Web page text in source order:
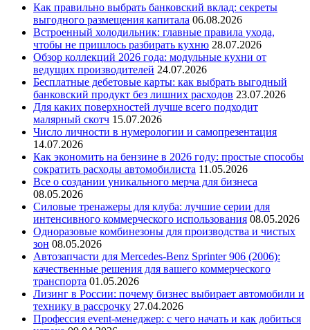
Как правильно выбрать банковский вклад: секреты
выгодного размещения капитала 06.08.2026
Встроенный холодильник: главные правила ухода,
чтобы не пришлось разбирать кухню 28.07.2026
Обзор коллекций 2026 года: модульные кухни от
ведущих производителей 24.07.2026
Бесплатные дебетовые карты: как выбрать выгодный
банковский продукт без лишних расходов 23.07.2026
Для каких поверхностей лучше всего подходит
малярный скотч 15.07.2026
Число личности в нумерологии и самопрезентация
14.07.2026
Как экономить на бензине в 2026 году: простые способы
сократить расходы автомобилиста 11.05.2026
Все о создании уникального мерча для бизнеса
08.05.2026
Силовые тренажеры для клуба: лучшие серии для
интенсивного коммерческого использования 08.05.2026
Одноразовые комбинезоны для производства и чистых
зон 08.05.2026
Автозапчасти для Mercedes-Benz Sprinter 906 (2006):
качественные решения для вашего коммерческого
транспорта 01.05.2026
Лизинг в России: почему бизнес выбирает автомобили и
технику в рассрочку 27.04.2026
Профессия event-менеджер: с чего начать и как добиться